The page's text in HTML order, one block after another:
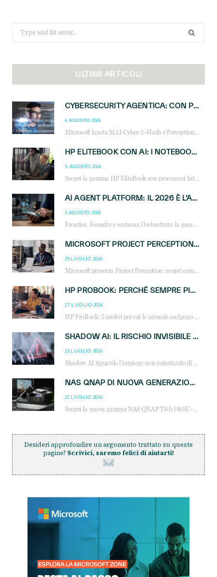
Search
for:
ULTIMI ARTICOLI
CYBERSECURITY AGENTICA: CON PERCEPTION E MAI-CYBER-1-FLASH MICROSOFT APRE NUOVI SERVIZI PER IL CANALE
6 AGOSTO 2026
Microsoft lancia MAI-Cyber-1-Flash e Perception: cybersecurity agentica in preview dal 3 novembre. Cosa cambia per MSP, system integrator e reseller.
HP ELITEBOOK CON AI: I NOTEBOOK BUSINESS INTELLIGENTI CHE TRASFORMANO PRODUTTIVITÀ, SICUREZZA E LAVORO IBRIDO
5 AGOSTO 2026
Scopri la gamma HP EliteBook con processori Intel® Core™ Ultra e AMD Ryzen™ AI. Notebook business progettati per aumentare la produttività, migliorare la collaborazione e garantire sicurezza avanzata in ufficio e in mobilità.
AI AGENT PLATFORM: IL 2026 È L’ANNO DEL «SISTEMA OPERATIVO» PER GLI AGENTI AZIENDALI
3 AGOSTO 2026
Frontier, Foundry e watsonx Orchestrate: la guerra delle piattaforme AI agent ridisegna il mercato IT. Cosa cambia per reseller, MSP e system integrator.
MICROSOFT PROJECT PERCEPTION: COME GLI AGENTI AI CAMBIERANNO SOC, CYBERSECURITY E SERVIZI MSP
29 LUGLIO 2026
Microsoft presenta Project Perception: scopri come gli agenti AI possono trasformare cybersecurity, SOC e servizi gestiti degli MSP.
HP PROBOOK: PERCHÉ SEMPRE PIÙ AZIENDE SCELGONO NOTEBOOK PROGETTATI PER IL LAVORO MODERNO
27 LUGLIO 2026
HP ProBook: 5 motivi per cui le aziende scelgono i notebook business HP per migliorare produttività, sicurezza e gestione dell’AI.
SHADOW AI: IL RISCHIO INVISIBILE CHE LE AZIENDE POSSONO GOVERNARE
23 LUGLIO 2026
Shadow AI riguardo l’impiego non autorizzato di sistemi AI all’interno dell’azienda. E’ una pratica che si diffonde a partire dai dipendenti fino ai dirigenti e mette a repentaglio la cybersecurity, con costi più elevati per le organizzazioni. Due recenti report illustrano il fenomeno e forniscono dati in merito
NAS QNAP DI NUOVA GENERAZIONE: PIÙ PRESTAZIONI, SCALABILITÀ E PROTEZIONE DEI DATI PER LE INFRASTRUTTURE IT MODERNE
22 LUGLIO 2026
Scopri la nuova gamma NAS QNAP TS-h1465U-RP, TS-h1065eU e TS-h665U: storage aziendale con ZFS, DDR5, E1.S NVMe e connettività 2.5GbE per backup, virtualizzazione e cybersecurity.
Desideri approfondire un argomento trattato su queste
pagine? Scrivici, saremo felici di aiutarti!